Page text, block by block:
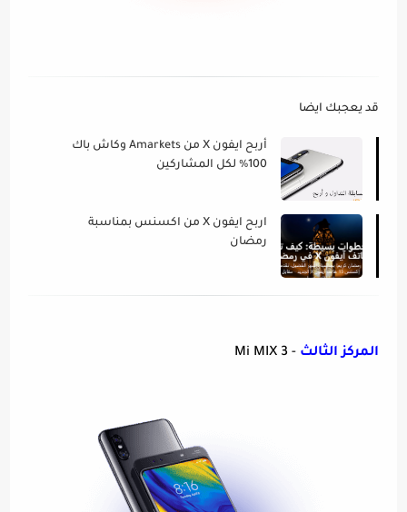
قد يعجبك ايضا
أربح ايفون X من Amarkets وكاش باك
100% لكل المشاركين
اربح ايفون X من اكسنس بمناسبة
رمضان
المركز الثالث - Mi MIX 3